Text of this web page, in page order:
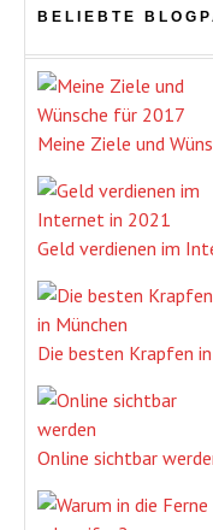
BELIEBTE
Meine Ziele und
Geld verdienen im
Die besten Krapfen
Online sichtbar